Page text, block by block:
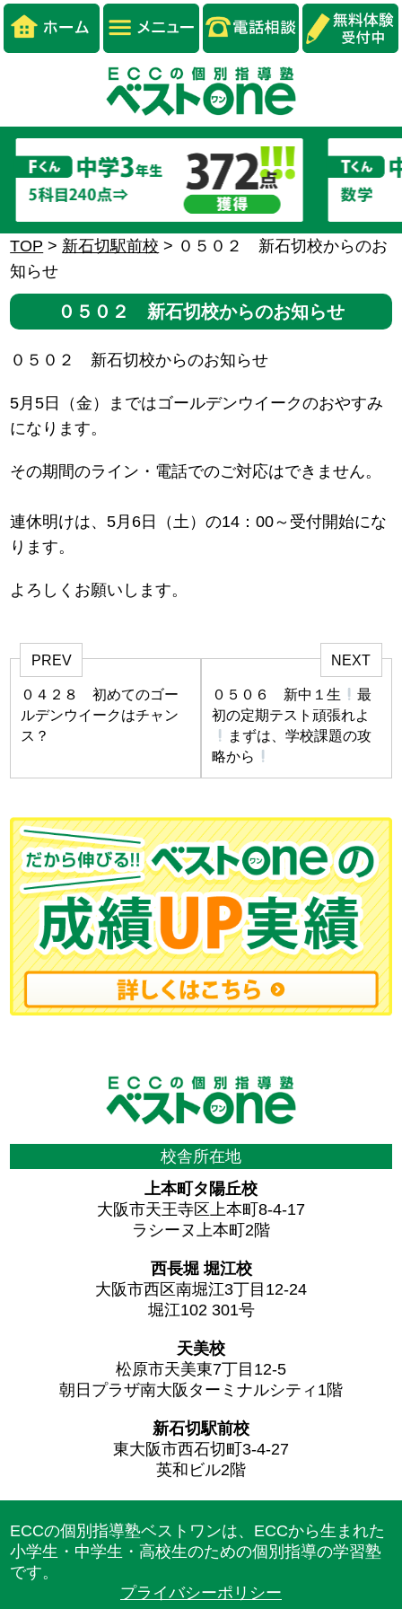
TOP > 新石切駅前校 > ０５０２ 新石切校からのお
知らせ
０５０２ 新石切校からのお知らせ
０５０２ 新石切校からのお知らせ
5月5日（金）まではゴールデンウイークのおやすみ
になります。
その期間のライン・電話でのご対応はできません。
連休明けは、5月6日（土）の14：00～受付開始にな
ります。
よろしくお願いします。
PREV
０４２８ 初めてのゴー
ルデンウイークはチャン
ス？
NEXT
０５０６ 新中１生
最
初の定期テスト頑張れよ
まずは、学校課題の攻
略から
校舎所在地
上本町タ陽丘校
大阪市天王寺区上本町8-4-17
ラシーヌ上本町2階
西長堀 堀江校
大阪市西区南堀江3丁目12-24
堀江102 301号
天美校
松原市天美東7丁目12-5
朝日プラザ南大阪ターミナルシティ1階
新石切駅前校
東大阪市西石切町3-4-27
英和ビル2階
ECCの個別指導塾ベストワンは、ECCから生まれた
小学生・中学生・高校生のための個別指導の学習塾
です。
プライバシーポリシー